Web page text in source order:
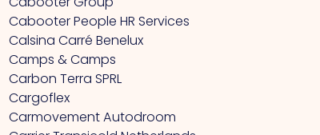
Cabooter People HR Services
Calsina Carré Benelux
Camps & Camps
Carbon Terra SPRL
Cargoflex
Carmovement Autodroom